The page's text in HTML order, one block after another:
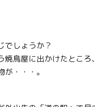
でしょうか？
鳥屋に出かけたところ、
・・・。